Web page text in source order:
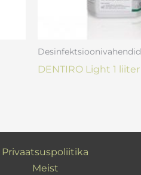
Desinfektsioonivahendid
DENTIRO Light 1 liiter
Privaatsuspoliitika
Meist